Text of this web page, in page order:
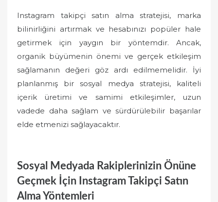
Instagram takipçi satın alma stratejisi, marka
bilinirliğini artırmak ve hesabınızı popüler hale
getirmek için yaygın bir yöntemdir. Ancak,
organik büyümenin önemi ve gerçek etkileşim
sağlamanın değeri göz ardı edilmemelidir. İyi
planlanmış bir sosyal medya stratejisi, kaliteli
içerik üretimi ve samimi etkileşimler, uzun
vadede daha sağlam ve sürdürülebilir başarılar
elde etmenizi sağlayacaktır.
Sosyal Medyada Rakiplerinizin Önüne
Geçmek İçin Instagram Takipçi Satın
Alma Yöntemleri